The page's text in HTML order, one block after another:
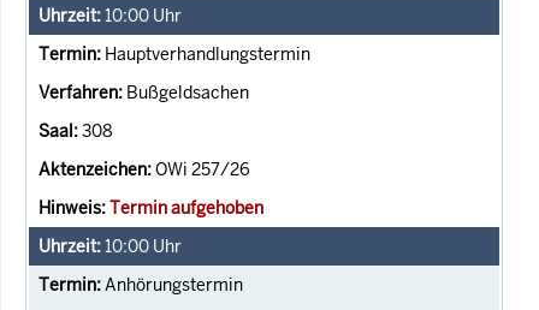
10:00 Uhr
Hauptverhandlungstermin
Bußgeldsachen
308
OWi 257/26
Termin aufgehoben
10:00 Uhr
Anhörungstermin